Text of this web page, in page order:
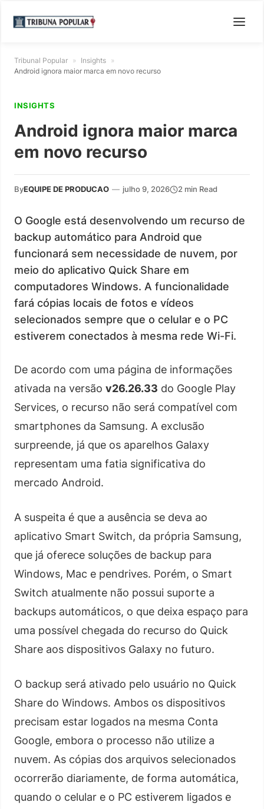
Tribunal Popular » Insights »
Android ignora maior marca em novo recurso
INSIGHTS
Android ignora maior marca
em novo recurso
ByEQUIPE DE PRODUCAO — julho 9, 2026 2 min Read
O Google está desenvolvendo um recurso de
backup automático para Android que
funcionará sem necessidade de nuvem, por
meio do aplicativo Quick Share em
computadores Windows. A funcionalidade
fará cópias locais de fotos e vídeos
selecionados sempre que o celular e o PC
estiverem conectados à mesma rede Wi-Fi.
De acordo com uma página de informações
ativada na versão v26.26.33 do Google Play
Services, o recurso não será compatível com
smartphones da Samsung. A exclusão
surpreende, já que os aparelhos Galaxy
representam uma fatia significativa do
mercado Android.
A suspeita é que a ausência se deva ao
aplicativo Smart Switch, da própria Samsung,
que já oferece soluções de backup para
Windows, Mac e pendrives. Porém, o Smart
Switch atualmente não possui suporte a
backups automáticos, o que deixa espaço para
uma possível chegada do recurso do Quick
Share aos dispositivos Galaxy no futuro.
O backup será ativado pelo usuário no Quick
Share do Windows. Ambos os dispositivos
precisam estar logados na mesma Conta
Google, embora o processo não utilize a
nuvem. As cópias dos arquivos selecionados
ocorrerão diariamente, de forma automática,
quando o celular e o PC estiverem ligados e